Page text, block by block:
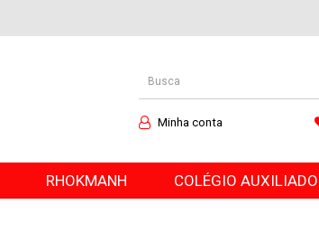
Minha conta
RHOKMANH COLÉGIO